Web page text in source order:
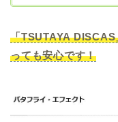
「TSUTAYA
っても安心です！